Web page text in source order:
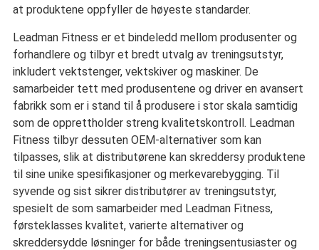
at produktene oppfyller de høyeste standarder.
Leadman Fitness er et bindeledd mellom produsenter og
forhandlere og tilbyr et bredt utvalg av treningsutstyr,
inkludert vektstenger, vektskiver og maskiner. De
samarbeider tett med produsentene og driver en avansert
fabrikk som er i stand til å produsere i stor skala samtidig
som de opprettholder streng kvalitetskontroll. Leadman
Fitness tilbyr dessuten OEM-alternativer som kan
tilpasses, slik at distributørene kan skreddersy produktene
til sine unike spesifikasjoner og merkevarebygging. Til
syvende og sist sikrer distributører av treningsutstyr,
spesielt de som samarbeider med Leadman Fitness,
førsteklasses kvalitet, varierte alternativer og
skreddersydde løsninger for både treningsentusiaster og